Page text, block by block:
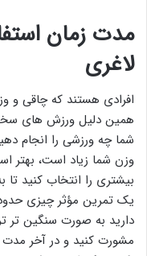
مدت زمان
لاغری
افرادی هستند که چاقی و
همین دلیل ورزش های
شما چه ورزشی را انجام
وزن شما زیاد است، بهتر
بیشتری را انتخاب کنید
دارید به صورت سنگین تر
مشورت کنید و در آخر مدت